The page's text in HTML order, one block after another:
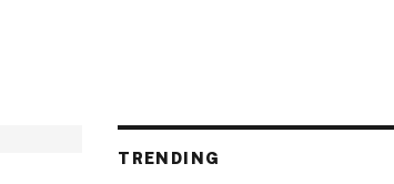
TRENDING